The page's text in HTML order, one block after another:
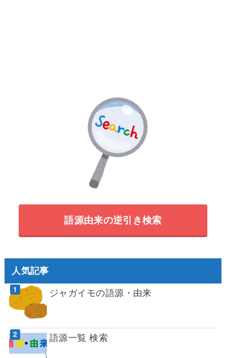
語源由来の逆引き検索
人気記事
ジャガイモの語源・由来
語源一覧 検索